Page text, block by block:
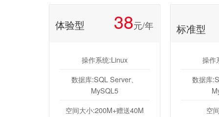
体验型 38元/年
操作系统:Linux
数据库:SQL Server、
MySQL5
空间大小:200M+赠送40M
标准型
操作
数据库
空